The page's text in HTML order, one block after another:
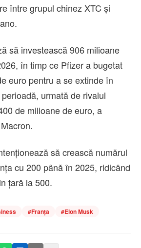
între grupul chinez XTC şi
să investească 906 milioane
în timp ce Pfizer a bugetat
euro pentru a se extinde în
urmată de rivalul
de milioane de euro, a
să crească numărul
cu 200 până în 2025, ridicând
ţară la 500.
#Franța #Elon Musk